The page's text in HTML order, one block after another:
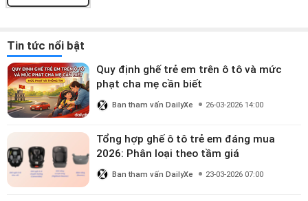
Tin tức nổi bật
Quy định ghế trẻ em trên ô tô và mức
phạt cha mẹ cần biết
Ban tham vấn DailyXe 26-03-2026 14:00
Tổng hợp ghế ô tô trẻ em đáng mua
2026: Phân loại theo tầm giá
Ban tham vấn DailyXe 23-03-2026 07:00